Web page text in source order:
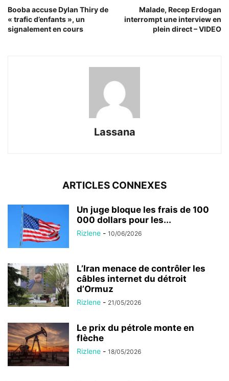
Booba accuse Dylan Thiry de
« trafic d’enfants », un
signalement en cours
Malade, Recep Erdogan
interrompt une interview en
plein direct – VIDEO
Lassana
ARTICLES CONNEXES
Un juge bloque les frais de 100
000 dollars pour les...
Rizlene - 10/06/2026
L’Iran menace de contrôler les
câbles internet du détroit
d’Ormuz
Rizlene - 21/05/2026
Le prix du pétrole monte en
flèche
Rizlene - 18/05/2026